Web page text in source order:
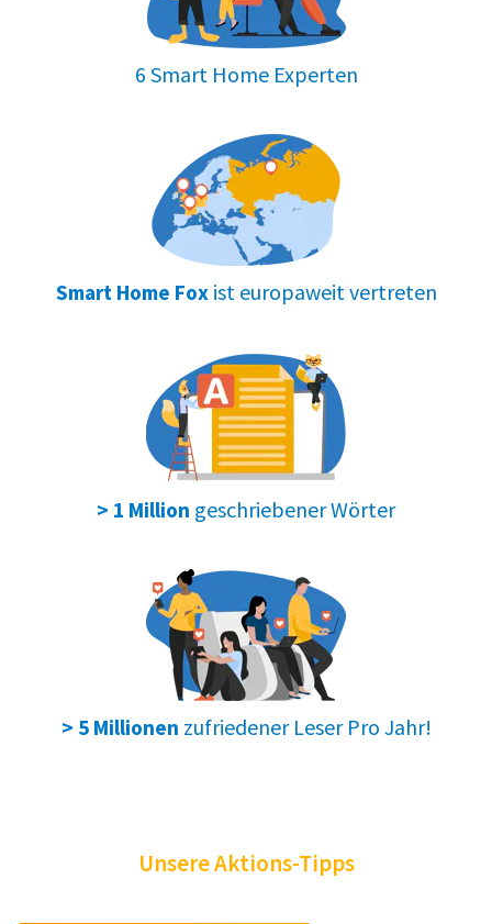
6 Smart Home Experten
Smart Home Foxist europaweit vertreten
> 1 Million geschriebener Wörter
> 5 Millionen zufriedener Leser Pro Jahr!
Unsere Aktions-Tipps